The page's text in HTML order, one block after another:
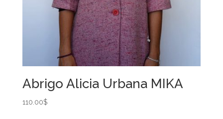
Abrigo Alicia Urbana MIKA
110.00$